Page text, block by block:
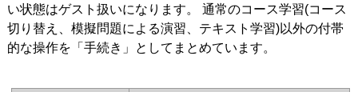
い状態はゲスト扱いになります。 通常のコース学習(コース
切り替え、模擬問題による演習、テキスト学習)以外の付帯
的な操作を「手続き」としてまとめています。